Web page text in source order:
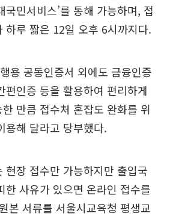
국민서비스’를 통해 가능하며, 접
하루 짧은 12일 오후 6시까지다.
용 공동인증서 외에도 금융인증
편인증 등을 활용하여 편리하게
만큼 접수처 혼잡도 완화를 위
용해 달라고 당부했다.
현장 접수만 가능하지만 출입국
한 사유가 있으면 온라인 접수를
본 서류를 서울시교육청 평생교